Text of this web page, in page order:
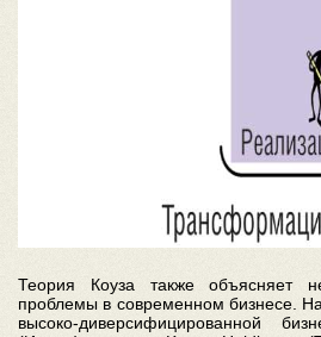
Теория Коуза также объясняет
проблемы в современном бизнесе.
высоко-диверсифицированной